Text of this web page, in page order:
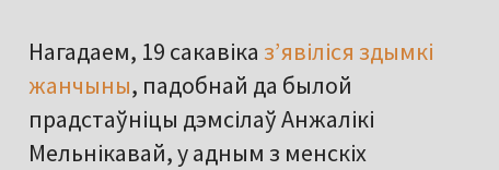
Нагадаем, 19 сакавіка зʼявіліся здымкі
жанчыны, падобнай да былой
прадстаўніцы дэмсілаў Анжалікі
Мельнікавай, у адным з менскіх